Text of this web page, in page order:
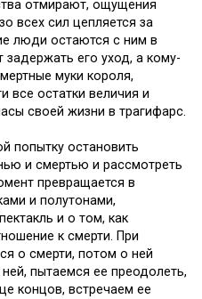
отмирают, ощущения
всех сил цепляется за
люди остаются с ним в
его уход, а кому-
муки короля,
все остатки величия и
своей жизни в трагифарс.
попытку остановить
и смертью и рассмотреть
превращается в
и полутонами,
и о том, как
к смерти. При
о смерти, потом о ней
пытаемся ее преодолеть,
концов, встречаем ее